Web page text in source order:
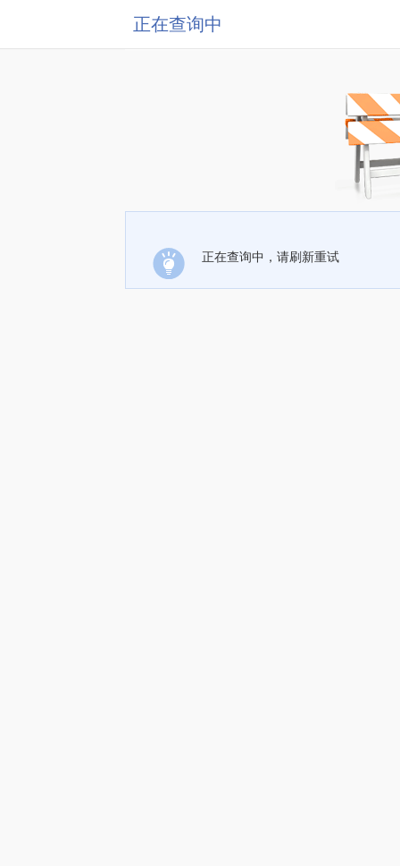
正在查询中
正在查询中，请刷新重试